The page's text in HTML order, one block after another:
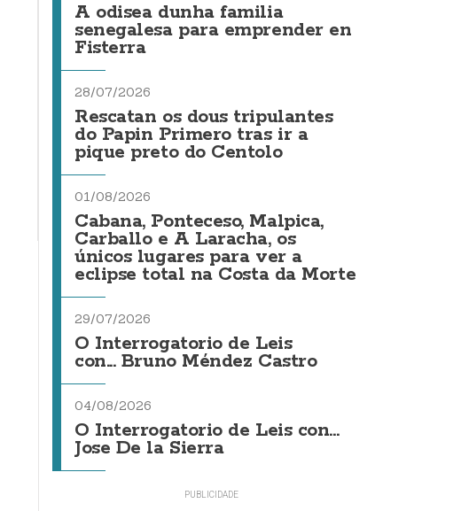
A odisea dunha familia
senegalesa para emprender en
Fisterra
28/07/2026
Rescatan os dous tripulantes
do Papin Primero tras ir a
pique preto do Centolo
01/08/2026
Cabana, Ponteceso, Malpica,
Carballo e A Laracha, os
únicos lugares para ver a
eclipse total na Costa da Morte
29/07/2026
O Interrogatorio de Leis
con... Bruno Méndez Castro
04/08/2026
O Interrogatorio de Leis con...
Jose De la Sierra